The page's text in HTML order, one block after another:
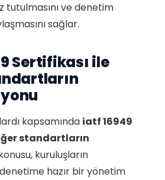
tutulmasını ve denetim
sağlar.
Sertifikası ile
kapsamında iatf 16949
standartların
kuruluşların
hazır bir yönetim